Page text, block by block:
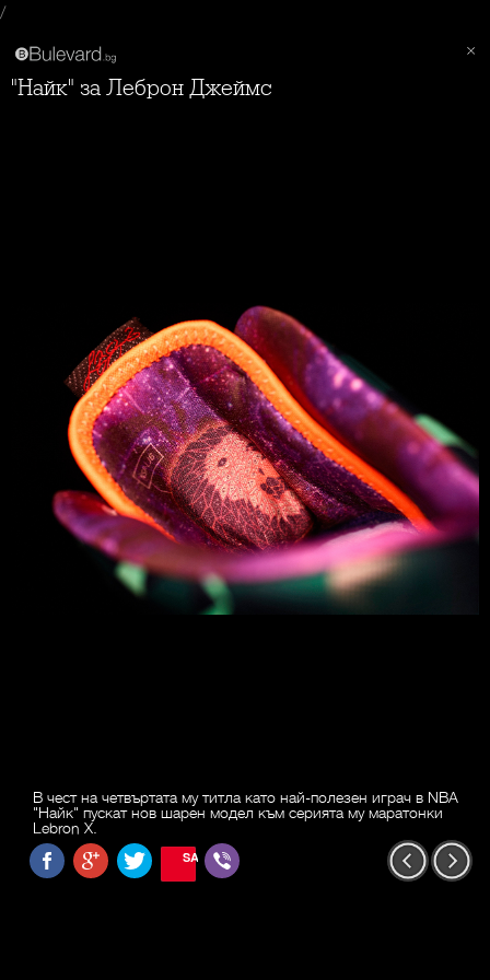
/
"Найк" за Леброн Джеймс
В чест на четвъртата му титла като най-полезен играч в NBA
"Найк" пускат нов шарен модел към серията му маратонки
Lebron X.
SAVE